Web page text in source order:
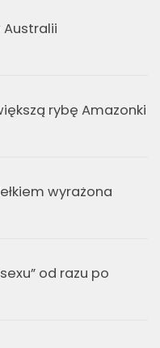
Australii
rybę Amazonki
wyrażona
od razu po